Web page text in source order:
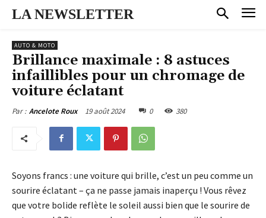
LA NEWSLETTER
AUTO & MOTO
Brillance maximale : 8 astuces
infaillibles pour un chromage de
voiture éclatant
Par : Ancelote Roux 19 août 2024 0 380
Soyons francs : une voiture qui brille, c’est un peu comme un
sourire éclatant – ça ne passe jamais inaperçu ! Vous rêvez
que votre bolide reflète le soleil aussi bien que le sourire de